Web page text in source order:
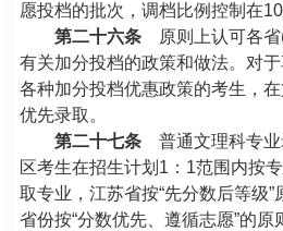
愿投档的批次，调档比例控制在
第二十六条 原则上认可各省
有关加分投档的政策和做法。对
各种加分投档优惠政策的考生，
优先录取。
第二十七条 普通文理科专业
区考生在招生计划1：1范围内按
取专业，江苏省按“先分数后等级
省份按“分数优先、遵循志愿”的